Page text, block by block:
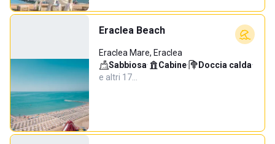
Eraclea Beach
Eraclea Mare, Eraclea
Sabbiosa· Cabine· Doccia calda·
e altri 17…